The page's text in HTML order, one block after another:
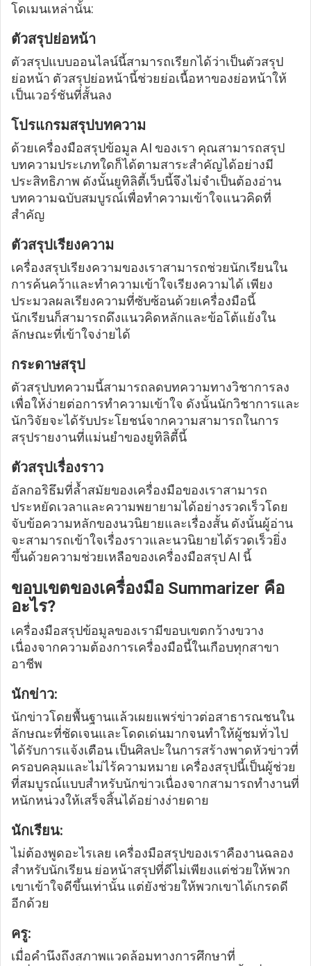
โดเมนเหล่านั้น:
ตัวสรุปย่อหน้า
ตัวสรุปแบบออนไลน์นี้สามารถเรียกได้ว่าเป็นตัวสรุป
ย่อหน้า ตัวสรุปย่อหน้านี้ช่วยย่อเนื้อหาของย่อหน้าให้
เป็นเวอร์ชันที่สั้นลง
โปรแกรมสรุปบทความ
ด้วยเครื่องมือสรุปข้อมูล AI ของเรา คุณสามารถสรุป
บทความประเภทใดก็ได้ตามสาระสำคัญได้อย่างมี
ประสิทธิภาพ ดังนั้นยูทิลิตี้เว็บนี้จึงไม่จำเป็นต้องอ่าน
บทความฉบับสมบูรณ์เพื่อทำความเข้าใจแนวคิดที่
สำคัญ
ตัวสรุปเรียงความ
เครื่องสรุปเรียงความของเราสามารถช่วยนักเรียนใน
การค้นคว้าและทำความเข้าใจเรียงความได้ เพียง
ประมวลผลเรียงความที่ซับซ้อนด้วยเครื่องมือนี้
นักเรียนก็สามารถดึงแนวคิดหลักและข้อโต้แย้งใน
ลักษณะที่เข้าใจง่ายได้
กระดาษสรุป
ตัวสรุปบทความนี้สามารถลดบทความทางวิชาการลง
เพื่อให้ง่ายต่อการทำความเข้าใจ ดังนั้นนักวิชาการและ
นักวิจัยจะได้รับประโยชน์จากความสามารถในการ
สรุปรายงานที่แม่นยำของยูทิลิตี้นี้
ตัวสรุปเรื่องราว
อัลกอริธึมที่ล้ำสมัยของเครื่องมือของเราสามารถ
ประหยัดเวลาและความพยายามได้อย่างรวดเร็วโดย
จับข้อความหลักของนวนิยายและเรื่องสั้น ดังนั้นผู้อ่าน
จะสามารถเข้าใจเรื่องราวและนวนิยายได้รวดเร็วยิ่ง
ขึ้นด้วยความช่วยเหลือของเครื่องมือสรุป AI นี้
ขอบเขตของเครื่องมือ Summarizer คือ
อะไร?
เครื่องมือสรุปข้อมูลของเรามีขอบเขตกว้างขวาง
เนื่องจากความต้องการเครื่องมือนี้ในเกือบทุกสาขา
อาชีพ
นักข่าว:
นักข่าวโดยพื้นฐานแล้วเผยแพร่ข่าวต่อสาธารณชนใน
ลักษณะที่ชัดเจนและโดดเด่นมากจนทำให้ผู้ชมทั่วไป
ได้รับการแจ้งเตือน เป็นศิลปะในการสร้างพาดหัวข่าวที่
ครอบคลุมและไม่ไร้ความหมาย เครื่องสรุปนี้เป็นผู้ช่วย
ที่สมบูรณ์แบบสำหรับนักข่าวเนื่องจากสามารถทำงานที่
หนักหน่วงให้เสร็จสิ้นได้อย่างง่ายดาย
นักเรียน:
ไม่ต้องพูดอะไรเลย เครื่องมือสรุปของเราคืองานฉลอง
สำหรับนักเรียน ย่อหน้าสรุปที่ดีไม่เพียงแต่ช่วยให้พวก
เขาเข้าใจดีขึ้นเท่านั้น แต่ยังช่วยให้พวกเขาได้เกรดดี
อีกด้วย
ครู:
เมื่อคำนึงถึงสภาพแวดล้อมทางการศึกษาที่